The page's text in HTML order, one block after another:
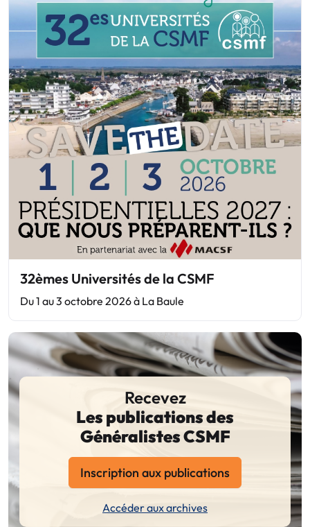
32èmes Universités de la CSMF
Du 1 au 3 octobre 2026 à La Baule
Recevez
Les publications des
Généralistes CSMF
Inscription aux publications
Accéder aux archives